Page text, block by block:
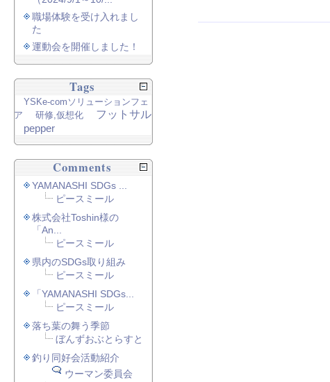
職場体験を受け入れまし
た
運動会を開催しました！
Tags
YSKe-comソリューションフェ
ア
研修,仮想化
フットサル
pepper
Comments
YAMANASHI SDGs ...
ピースミール
株式会社Toshin様の
「An...
ピースミール
県内のSDGs取り組み
ピースミール
「YAMANASHI SDGs...
ピースミール
落ち葉の舞う季節
ぼんずおぶとらすと
釣り同好会活動紹介
ウーマン委員会